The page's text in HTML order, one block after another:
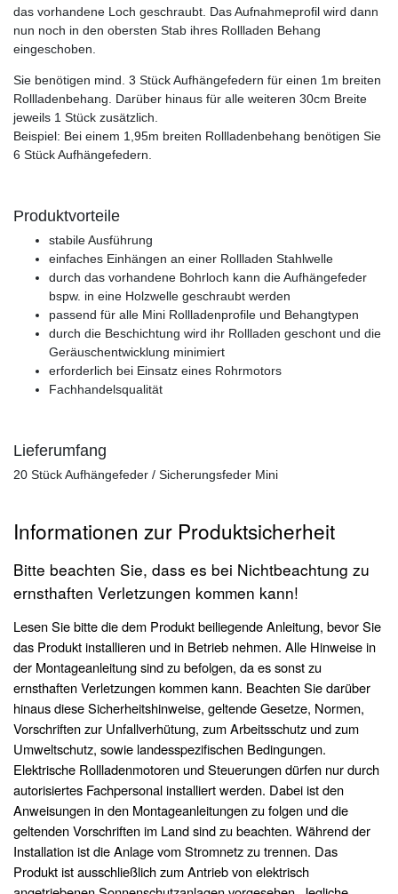
das vorhandene Loch geschraubt. Das Aufnahmeprofil wird dann
nun noch in den obersten Stab ihres Rollladen Behang
eingeschoben.
Sie benötigen mind. 3 Stück Aufhängefedern für einen 1m breiten
Rollladenbehang. Darüber hinaus für alle weiteren 30cm Breite
jeweils 1 Stück zusätzlich.
Beispiel: Bei einem 1,95m breiten Rollladenbehang benötigen Sie
6 Stück Aufhängefedern.
Produktvorteile
stabile Ausführung
einfaches Einhängen an einer Rollladen Stahlwelle
durch das vorhandene Bohrloch kann die Aufhängefeder
bspw. in eine Holzwelle geschraubt werden
passend für alle Mini Rollladenprofile und Behangtypen
durch die Beschichtung wird ihr Rollladen geschont und die
Geräuschentwicklung minimiert
erforderlich bei Einsatz eines Rohrmotors
Fachhandelsqualität
Lieferumfang
20 Stück Aufhängefeder / Sicherungsfeder Mini
Informationen zur Produktsicherheit
Bitte beachten Sie, dass es bei Nichtbeachtung zu
ernsthaften Verletzungen kommen kann!
Lesen Sie bitte die dem Produkt beiliegende Anleitung, bevor Sie
das Produkt installieren und in Betrieb nehmen. Alle Hinweise in
der Montageanleitung sind zu befolgen, da es sonst zu
ernsthaften Verletzungen kommen kann. Beachten Sie darüber
hinaus diese Sicherheitshinweise, geltende Gesetze, Normen,
Vorschriften zur Unfallverhütung, zum Arbeitsschutz und zum
Umweltschutz, sowie landesspezifischen Bedingungen.
Elektrische Rollladenmotoren und Steuerungen dürfen nur durch
autorisiertes Fachpersonal installiert werden. Dabei ist den
Anweisungen in den Montageanleitungen zu folgen und die
geltenden Vorschriften im Land sind zu beachten. Während der
Installation ist die Anlage vom Stromnetz zu trennen. Das
Produkt ist ausschließlich zum Antrieb von elektrisch